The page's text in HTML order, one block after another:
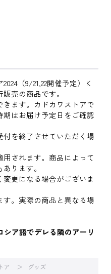
（9/21,22開催予定）Ｋ
売の商品です。
ます。カドカワストアで
期はお届け予定日をご確認
を終了させていただく場
されます。商品によって
ります。
更になる場合がございま
。実際の商品と異なる場
ア語でデレる隣のアーリ
ア グッズ